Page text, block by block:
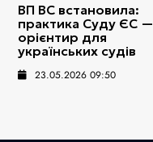
ВП ВС встановила:
практика Суду ЄС —
орієнтир для
українських судів
23.05.2026 09:50